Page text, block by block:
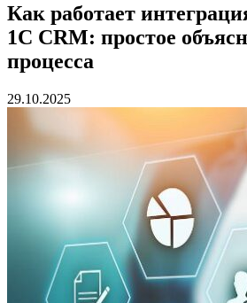
Как работает
1С CRM: простое
процесса
29.10.2025